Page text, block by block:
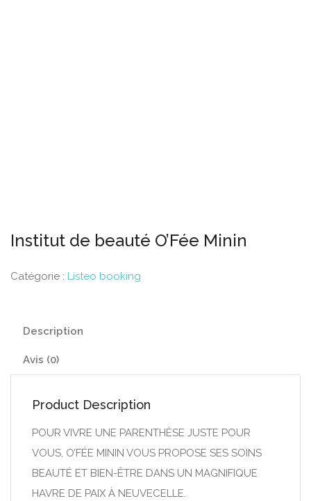
Institut de beauté O’Fée Minin
Catégorie : Listeo booking
Description
Avis (0)
Product Description
POUR VIVRE UNE PARENTHÈSE JUSTE POUR
VOUS, O’FÉE MININ VOUS PROPOSE SES SOINS
BEAUTÉ ET BIEN-ÊTRE DANS UN MAGNIFIQUE
HAVRE DE PAIX À NEUVECELLE.